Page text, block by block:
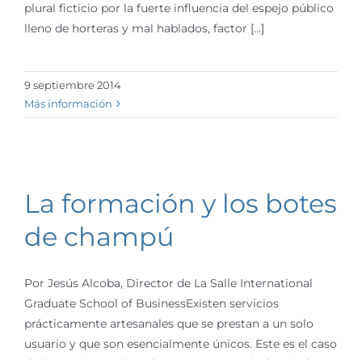
plural ficticio por la fuerte influencia del espejo público
lleno de horteras y mal hablados, factor [...]
9 septiembre 2014
Más información
La formación y los botes
de champú
Por Jesús Alcoba, Director de La Salle International
Graduate School of BusinessExisten servicios
prácticamente artesanales que se prestan a un solo
usuario y que son esencialmente únicos. Este es el caso